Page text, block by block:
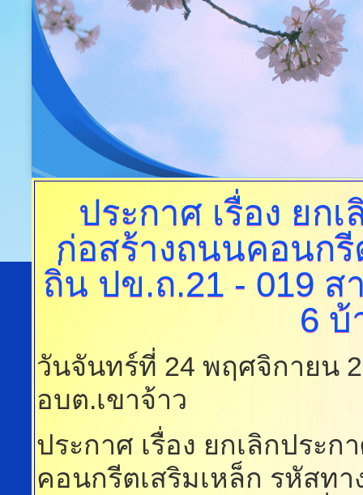
ประกาศ เรื่อง ยก
ก่อสร้างถนนคอนกรี
ถิ่น ปข.ถ.21 - 019
6 บ้
วันจันทร์ที่ 24 พฤศจิกายน
อบต.เขาจ้าว
ประกาศ เรื่อง ยกเลิกประ
คอนกรีตเสริมเหล็ก รหัสท